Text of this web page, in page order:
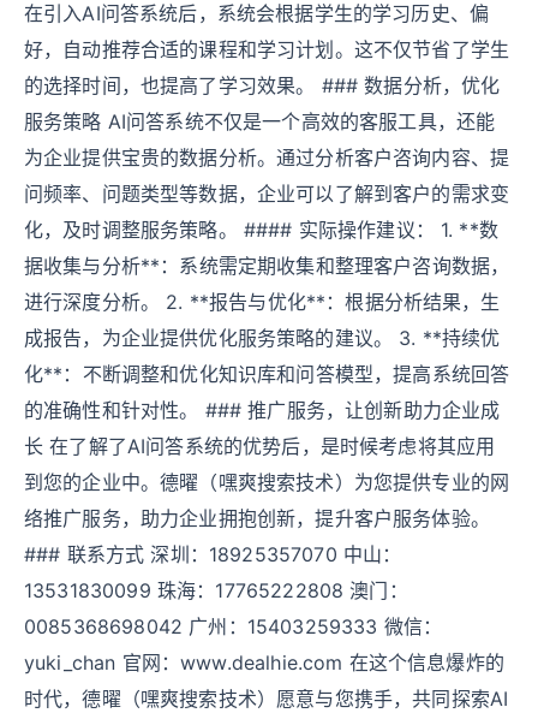
在引入AI问答系统后，系统会根据学生的学习历史、偏
好，自动推荐合适的课程和学习计划。这不仅节省了学生
的选择时间，也提高了学习效果。 ### 数据分析，优化
服务策略 AI问答系统不仅是一个高效的客服工具，还能
为企业提供宝贵的数据分析。通过分析客户咨询内容、提
问频率、问题类型等数据，企业可以了解到客户的需求变
化，及时调整服务策略。 #### 实际操作建议： 1. **数
据收集与分析**：系统需定期收集和整理客户咨询数据，
进行深度分析。 2. **报告与优化**：根据分析结果，生
成报告，为企业提供优化服务策略的建议。 3. **持续优
化**：不断调整和优化知识库和问答模型，提高系统回答
的准确性和针对性。 ### 推广服务，让创新助力企业成
长 在了解了AI问答系统的优势后，是时候考虑将其应用
到您的企业中。德曜（嘿爽搜索技术）为您提供专业的网
络推广服务，助力企业拥抱创新，提升客户服务体验。
### 联系方式 深圳：18925357070 中山：
13531830099 珠海：17765222808 澳门：
0085368698042 广州：15403259333 微信：
yuki_chan 官网：www.dealhie.com 在这个信息爆炸的
时代，德曜（嘿爽搜索技术）愿意与您携手，共同探索AI